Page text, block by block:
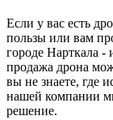
Если у вас есть
пользы или вам
городе Нарткала
продажа дрона
вы не знаете, где
нашей компании
решение.